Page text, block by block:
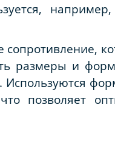
размеры и
позволяет